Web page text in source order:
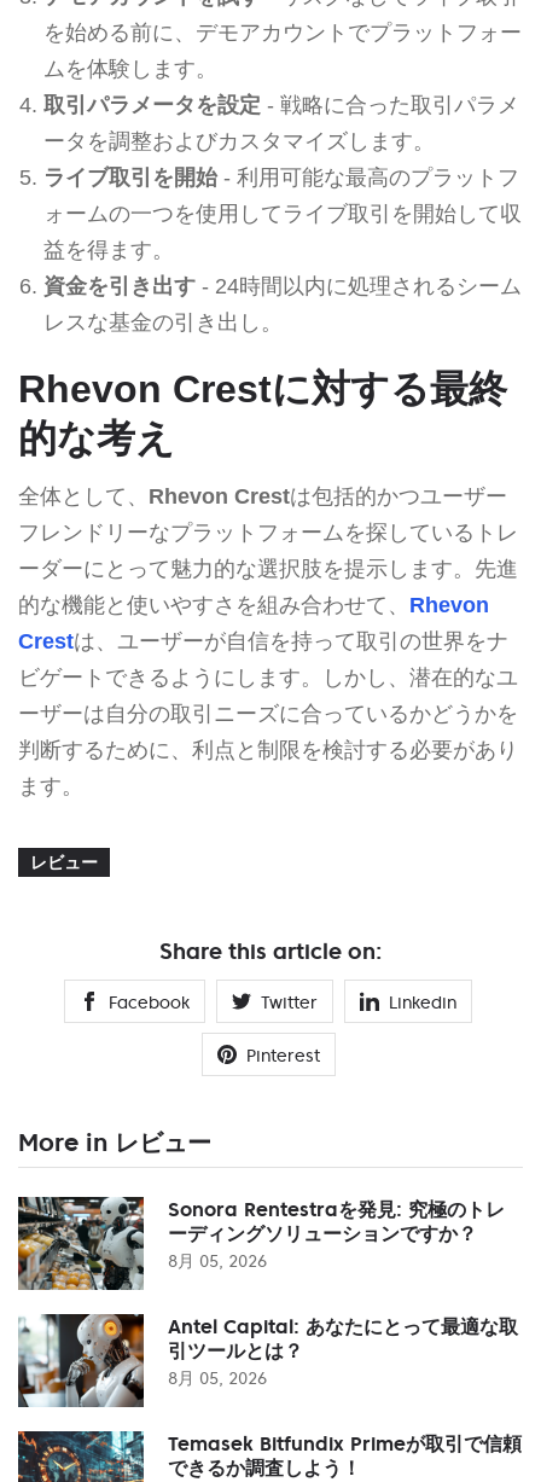
を始める前に、デモアカウントでプラットフォー
ムを体験します。
取引パラメータを設定 - 戦略に合った取引パラメ
ータを調整およびカスタマイズします。
ライブ取引を開始- 利用可能な最高のプラットフ
ォームの一つを使用してライブ取引を開始して収
益を得ます。
資金を引き出す- 24時間以内に処理されるシーム
レスな基金の引き出し。
Rhevon Crestに対する最終
的な考え
全体として、 Rhevon Crestは包括的かつユーザー
フレンドリーなプラットフォームを探しているトレ
ーダーにとって魅力的な選択肢を提示します。先進
的な機能と使いやすさを組み合わせて、 Rhevon
Crestは、ユーザーが自信を持って取引の世界をナ
ビゲートできるようにします。しかし、潜在的なユ
ーザーは自分の取引ニーズに合っているかどうかを
判断するために、利点と制限を検討する必要があり
ます。
レビュー
Share this article on:
Facebook Twitter Linkedin
Pinterest
More in レビュー
Sonora Rentestraを発見: 究極のトレ
ーディングソリューションですか？
8月 05, 2026
Antel Capital: あなたにとって最適な取
引ツールとは？
8月 05, 2026
Temasek Bitfundix Primeが取引で信頼
できるか調査しよう！